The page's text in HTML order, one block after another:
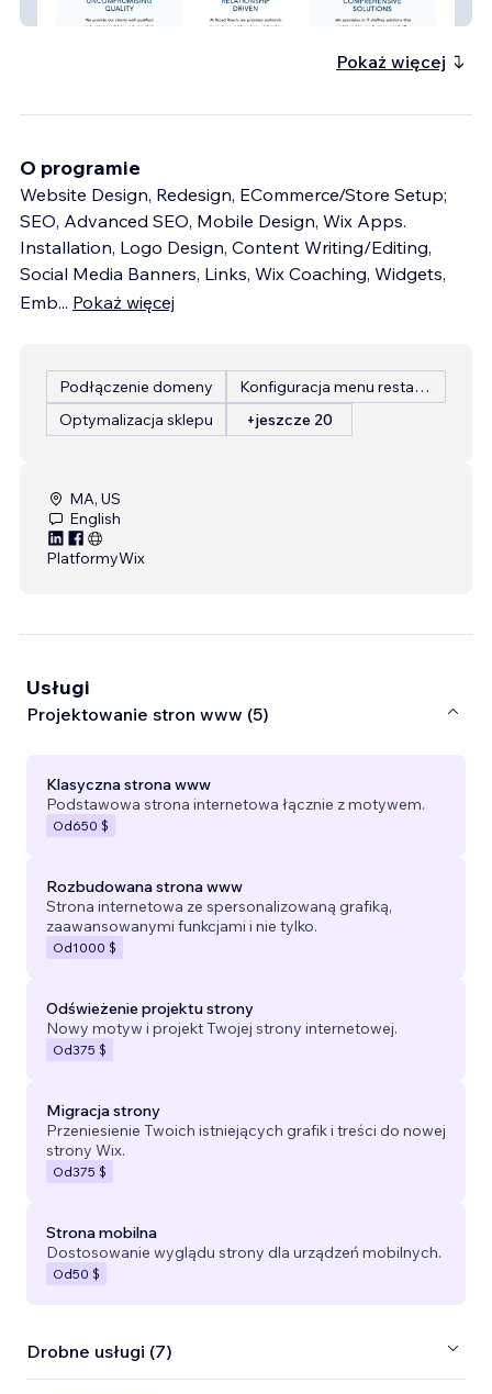
Broad Reach
Pokaż więcej
O programie
Website Design, Redesign, ECommerce/Store Setup;
SEO, Advanced SEO, Mobile Design, Wix Apps.
Installation, Logo Design, Content Writing/Editing,
Social Media Banners, Links, Wix Coaching, Widgets,
Emb... Pokaż więcej
Podłączenie domeny
Konfiguracja menu restauracji
Optymalizacja sklepu
+jeszcze 20
MA, US
English
PlatformyWix
Usługi
Projektowanie stron www (5)
Klasyczna strona www
Podstawowa strona internetowa łącznie z motywem.
Od650 $
Rozbudowana strona www
Strona internetowa ze spersonalizowaną grafiką,
zaawansowanymi funkcjami i nie tylko.
Od1000 $
Odświeżenie projektu strony
Nowy motyw i projekt Twojej strony internetowej.
Od375 $
Migracja strony
Przeniesienie Twoich istniejących grafik i treści do nowej
strony Wix.
Od375 $
Strona mobilna
Dostosowanie wyglądu strony dla urządzeń mobilnych.
Od50 $
Drobne usługi (7)